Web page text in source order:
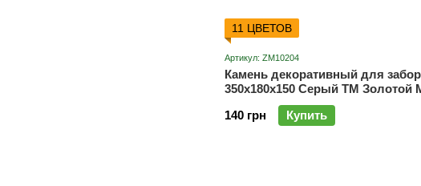
11 ЦВЕТОВ
Артикул: ZM10204
Камень декоративный для
350х180х150 Серый ТМ Золотой
140 грн
Купить